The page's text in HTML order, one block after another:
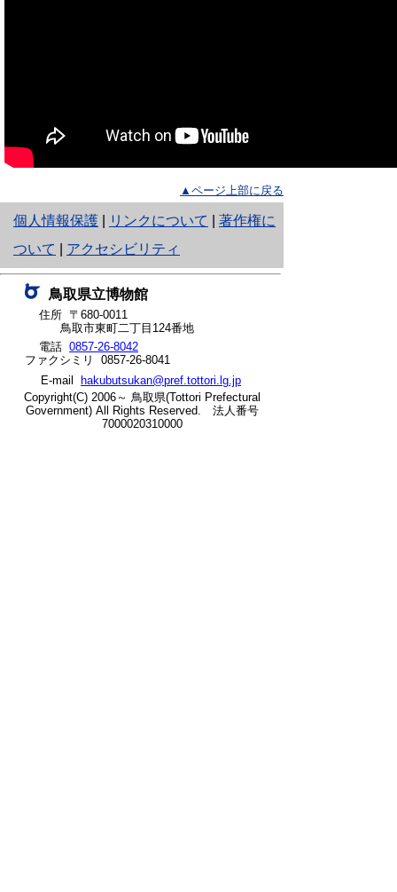
▲ページ上部に戻る
個人情報保護
と
り
ネ
ッ
ト
へ
の
リンクについて
著作権に
ついて
アクセシビリティ
鳥取県立博物館
住所 〒680-0011
鳥取市東町二丁目124番地
電話 0857-26-8042
ファクシミリ 0857-26-8041
E-mail
hakubutsukan@pref.tottori.lg.jp
Copyright(C) 2006～ 鳥取県(Tottori Prefectural
Government) All Rights Reserved. 法人番号
7000020310000